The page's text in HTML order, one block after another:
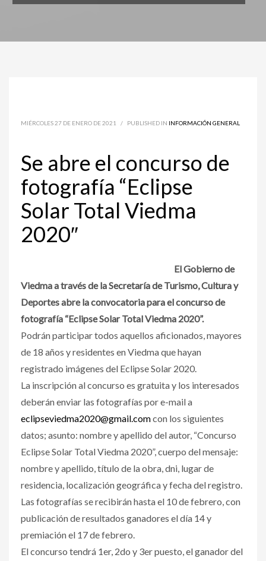
MIÉRCOLES 27 DE ENERO DE 2021 / PUBLISHED IN INFORMACIÓN GENERAL
Se abre el concurso de
fotografía “Eclipse
Solar Total Viedma
2020″
El Gobierno de
Viedma a través de la Secretaría de Turismo, Cultura y
Deportes abre la convocatoria para el concurso de
fotografía “Eclipse Solar Total Viedma 2020”.
Podrán participar todos aquellos aficionados, mayores
de 18 años y residentes en Viedma que hayan
registrado imágenes del Eclipse Solar 2020.
La inscripción al concurso es gratuita y los interesados
deberán enviar las fotografías por e-mail a
eclipseviedma2020@gmail.comcon los siguientes
datos; asunto: nombre y apellido del autor, “Concurso
Eclipse Solar Total Viedma 2020”, cuerpo del mensaje:
nombre y apellido, título de la obra, dni, lugar de
residencia, localización geográfica y fecha del registro.
Las fotografías se recibirán hasta el 10 de febrero, con
publicación de resultados ganadores el día 14 y
premiación el 17 de febrero.
El concurso tendrá 1er, 2do y 3er puesto, el ganador del